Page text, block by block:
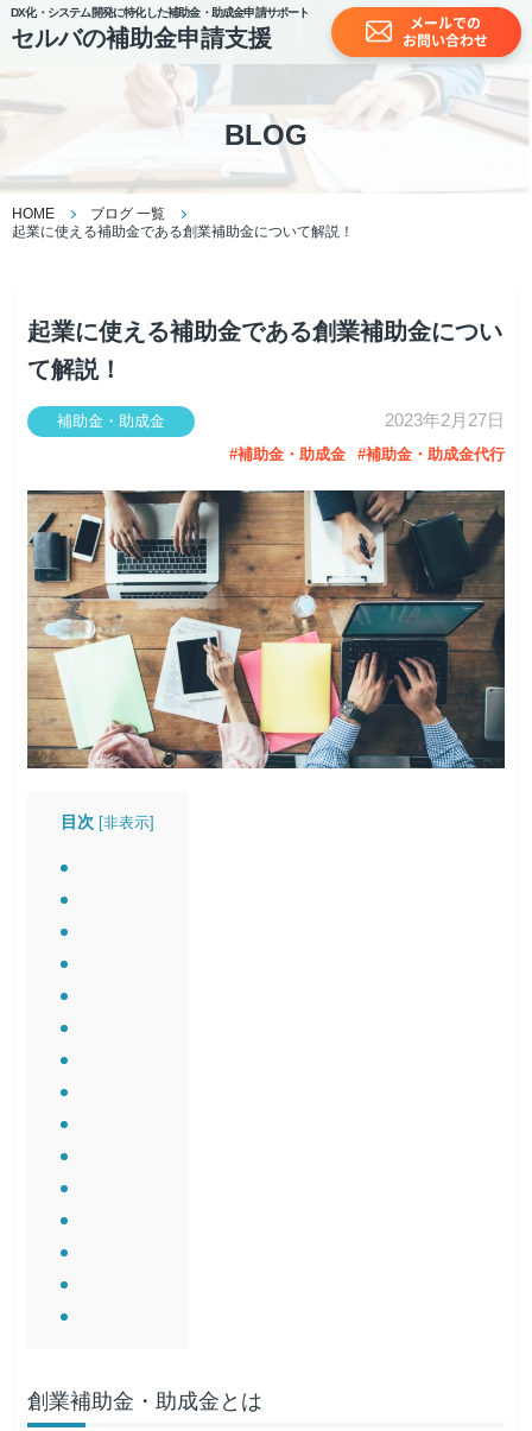
DX化・システム開発に特化した補助金・助成金申請サポート
セルバの補助金申請支援
BLOG
HOME
ブログ 一覧
起業に使える補助金である創業補助金について解説！
起業に使える補助金である創業補助金につい
て解説！
補助金・助成金 2023年2月27日
補助金・助成金 補助金・助成金代行
目次 [非表示]
創業補助金・助成金とは